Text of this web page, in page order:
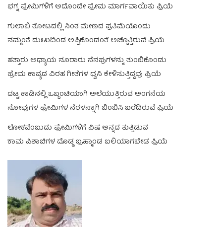
ಭಗ್ನ ಪ್ರೇಮಿಗಳಿಗೆ ಅದೊಂದೇ ಪ್ರೇಮ ಮಾರ್ಗವಾಯಿತು ಪ್ರಿಯೆ
ಗುಲಾಬಿ ತೋಟದಲ್ಲಿ ನಿಂತ ಮೇಣದ ಪ್ರತಿಮೆಯೊಂದು
ನಮ್ಮಂತೆ ದುಃಖದಿಂದ ಅಪ್ಪಿಕೊಂಡಂತೆ ಅಚ್ಚೊತ್ತಿರುವೆ ಪ್ರಿಯೆ
ಹತ್ತಾರು ಅಧ್ಯಾಯ ನೂರಾರು ನೆನಪುಗಳನ್ನು ತುಂಬಿಕೊಂಡು
ಪ್ರೇಮ ಕಾವ್ಯದ ವಿರಹ ಗೀತೆಗಳ ಧ್ವನಿ ಕೇಳಿಸುತ್ತಿದ್ದವು ಪ್ರಿಯೆ
ದಟ್ಟ ಕಾಡಿನಲ್ಲಿ ಒಬ್ಬಂಟಿಯಾಗಿ ಅಲೆಯುತ್ತಿರುವ ಅಂಗನೆಯ
ನೋವುಗಳ ಪ್ರೇಮಿಗಳ ನೆರಳನ್ನಾಗಿ ಬಿಂಬಿಸಿ ಬರೆದಿರುವೆ ಪ್ರಿಯೆ
ಲೋಕವೆಂಬುದು ಪ್ರೇಮಿಗಳಿಗೆ ವಿಷ ಅನ್ನದ ತುತ್ತಿಡುವ
ಕಾಮ ಪಿಶಾಚಿಗಳ ದೊಡ್ಡ ಬ್ರಹ್ಮಾಂಡ ಬಲಿಯಾಗಬೇಡ ಪ್ರಿಯೆ